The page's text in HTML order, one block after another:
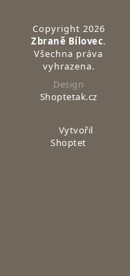
Copyright 2026
Zbraně Bílovec.
Všechna práva
vyhrazena.
Design
Shoptetak.cz
Vytvořil
Shoptet